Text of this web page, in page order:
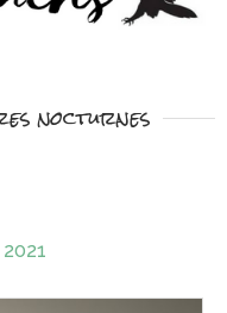
nocturnes